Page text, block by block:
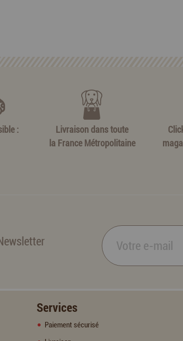
:
Livraison dans toute
la France Métropolitaine
Services
Paiement sécurisé